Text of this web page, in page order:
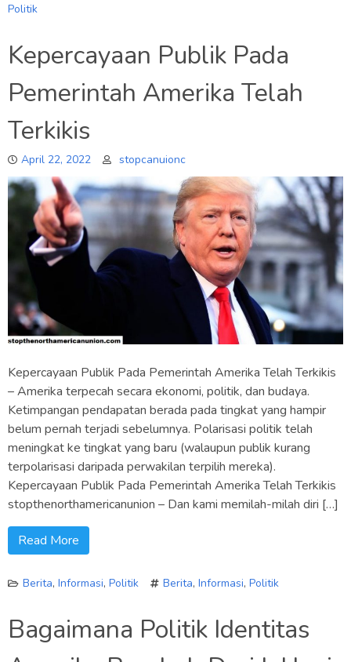
Politik
Kepercayaan Publik Pada
Pemerintah Amerika Telah
Terkikis
April 22, 2022 stopcanuionc
Kepercayaan Publik Pada Pemerintah Amerika Telah Terkikis
– Amerika terpecah secara ekonomi, politik, dan budaya.
Ketimpangan pendapatan berada pada tingkat yang hampir
belum pernah terjadi sebelumnya. Polarisasi politik telah
meningkat ke tingkat yang baru (walaupun publik kurang
terpolarisasi daripada perwakilan terpilih mereka).
Kepercayaan Publik Pada Pemerintah Amerika Telah Terkikis
stopthenorthamericanunion – Dan kami memilah-milah diri […]
Read More
Berita, Informasi, Politik Berita, Informasi, Politik
Bagaimana Politik Identitas